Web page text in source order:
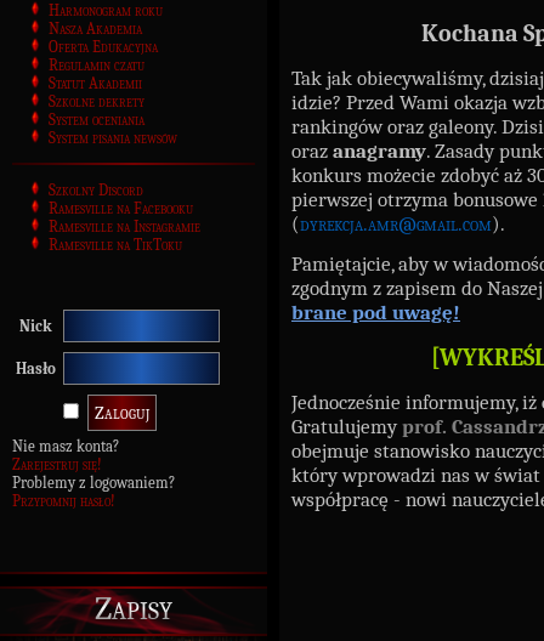
Harmonogram roku
Nasza Akademia
Oferta Edukacyjna
Regulamin czatu
Statut Akademii
Szkolne dekrety
System oceniania
System pisania newsów
Szkolny Discord
Ramesville na Facebooku
Ramesville na Instagramie
Ramesville na TikToku
Nick
Hasło
Nie masz konta?
Zarejestruj się!
Problemy z logowaniem?
Przypomnij hasło!
Zapisy
Kochana
Tak jak obiecywaliśmy,
idzie? Przed Wami okazja
rankingów oraz galeony.
oraz anagramy. Zasady
konkurs możecie zdobyć aż
pierwszej otrzyma
(dyrekcja.amr@gmail.com).
Pamiętajcie, aby w
zgodnym z zapisem do
brane pod uwagę!
[
Jednocześnie informujemy, iż
Gratulujemyprof.
obejmuje stanowisko
który wprowadzi nas w
współpracę - nowi